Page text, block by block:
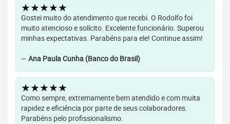
★★★★★
Gostei muito do atendimento que recebi. O Rodolfo foi
muito atencioso e solícito. Excelente funcionário. Superou
minhas expectativas. Parabéns para ele! Continue assim!
— Ana Paula Cunha (Banco do Brasil)
★★★★★
Como sempre, extremamente bem atendido e com muita
rapidez e eficiência por parte de seus colaboradores.
Parabéns pelo profissionalismo.